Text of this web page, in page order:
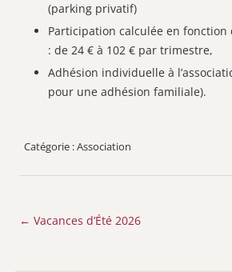
(parking privatif)
Participation calculée en
: de 24 € à 102 € par trimestre,
Adhésion individuelle à
pour une adhésion familiale).
Association
Navigation
← Vacances d’Été 2026